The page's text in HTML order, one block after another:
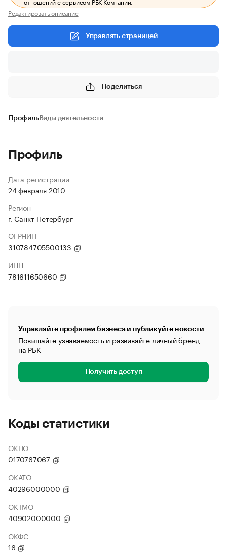
Редактировать описание
Управлять страницей
Поделиться
ПрофильВиды деятельности
Профиль
Дата регистрации
24 февраля 2010
Регион
г. Санкт-Петербург
ОГРНИП
310784705500133
ИНН
781611650660
Управляйте профилем бизнеса и публикуйте новости
Повышайте узнаваемость и развивайте личный бренд
на РБК
Получить доступ
Коды статистики
ОКПО
0170767067
ОКАТО
40296000000
ОКТМО
40902000000
ОКФС
16